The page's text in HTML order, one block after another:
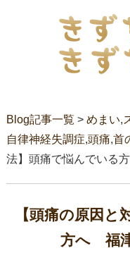
Blog記事一覧 > めまい,
自律神経失調症,頭痛,首
法】頭痛で悩んでい
【頭痛の原因と
方へ 福